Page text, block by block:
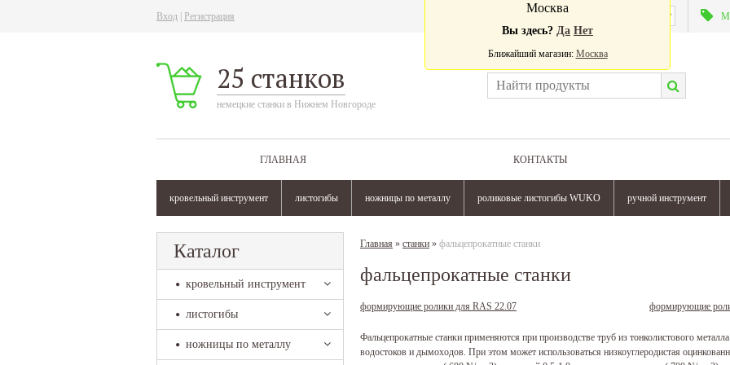
Вход Регистрация
25 станков
немецкие станки в Нижнем Новгороде
ГЛАВНАЯ КОНТАКТЫ
кровельный инструмент листогибы ножницы по металлу роликовые листогибы WUKO ручной инструмент
Москва
Вы здесь? Да Нет
Ближайший магазин: Москва
Каталог
кровельный инструмент
листогибы
ножницы по металлу
Главная » станки » фальцепрокатные станки
фальцепрокатные станки
формирующие ролики для RAS 22.07 формирующие
Фальцепрокатные станки применяются при производстве труб из тонколистового
водостоков и дымоходов. При этом может использоваться низкоуглеродистая